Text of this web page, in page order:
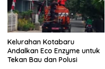
Kelurahan Kotabaru
Andalkan Eco Enzyme untuk
Tekan Bau dan Polusi